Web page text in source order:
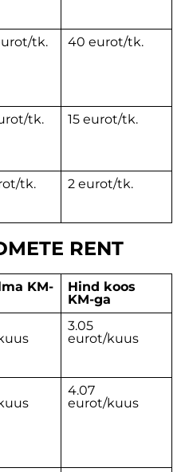
tk. 40 eurot/tk.
tk. 15 eurot/tk.
tk. 2 eurot/tk.
RENT
KM-
Hind koos
KM-ga
3.05
eurot/kuus
4.07
eurot/kuus